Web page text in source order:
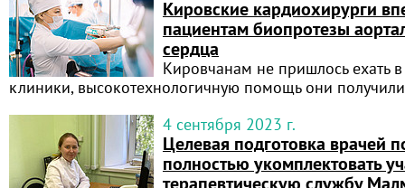
Кировские кардиохирурги
пациентам биопротезы
сердца
Кировчанам не пришлось ехать
клиники, высокотехнологичную помощь они
4 сентября 2023 г.
Целевая подготовка врачей
полностью укомплектовать
терапевтическую службу